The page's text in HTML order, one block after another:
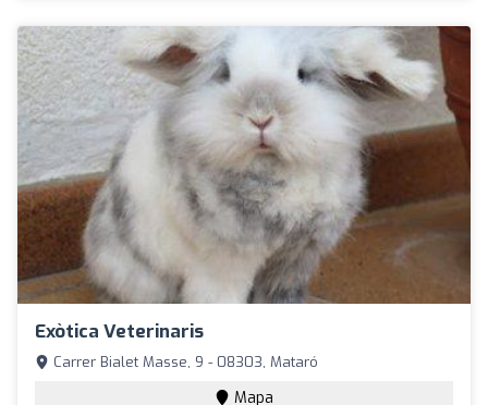
Exòtica Veterinaris
Carrer Bialet Masse, 9 - 08303, Mataró
Mapa